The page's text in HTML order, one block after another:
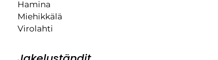
Hamina
Miehikkälä
Virolahti